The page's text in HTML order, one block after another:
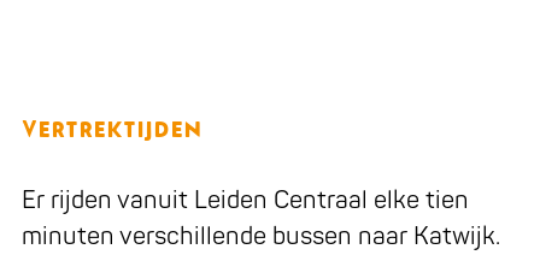
Vertrektijden
Er rijden vanuit Leiden Centraal elke tien
minuten verschillende bussen naar Katwijk.